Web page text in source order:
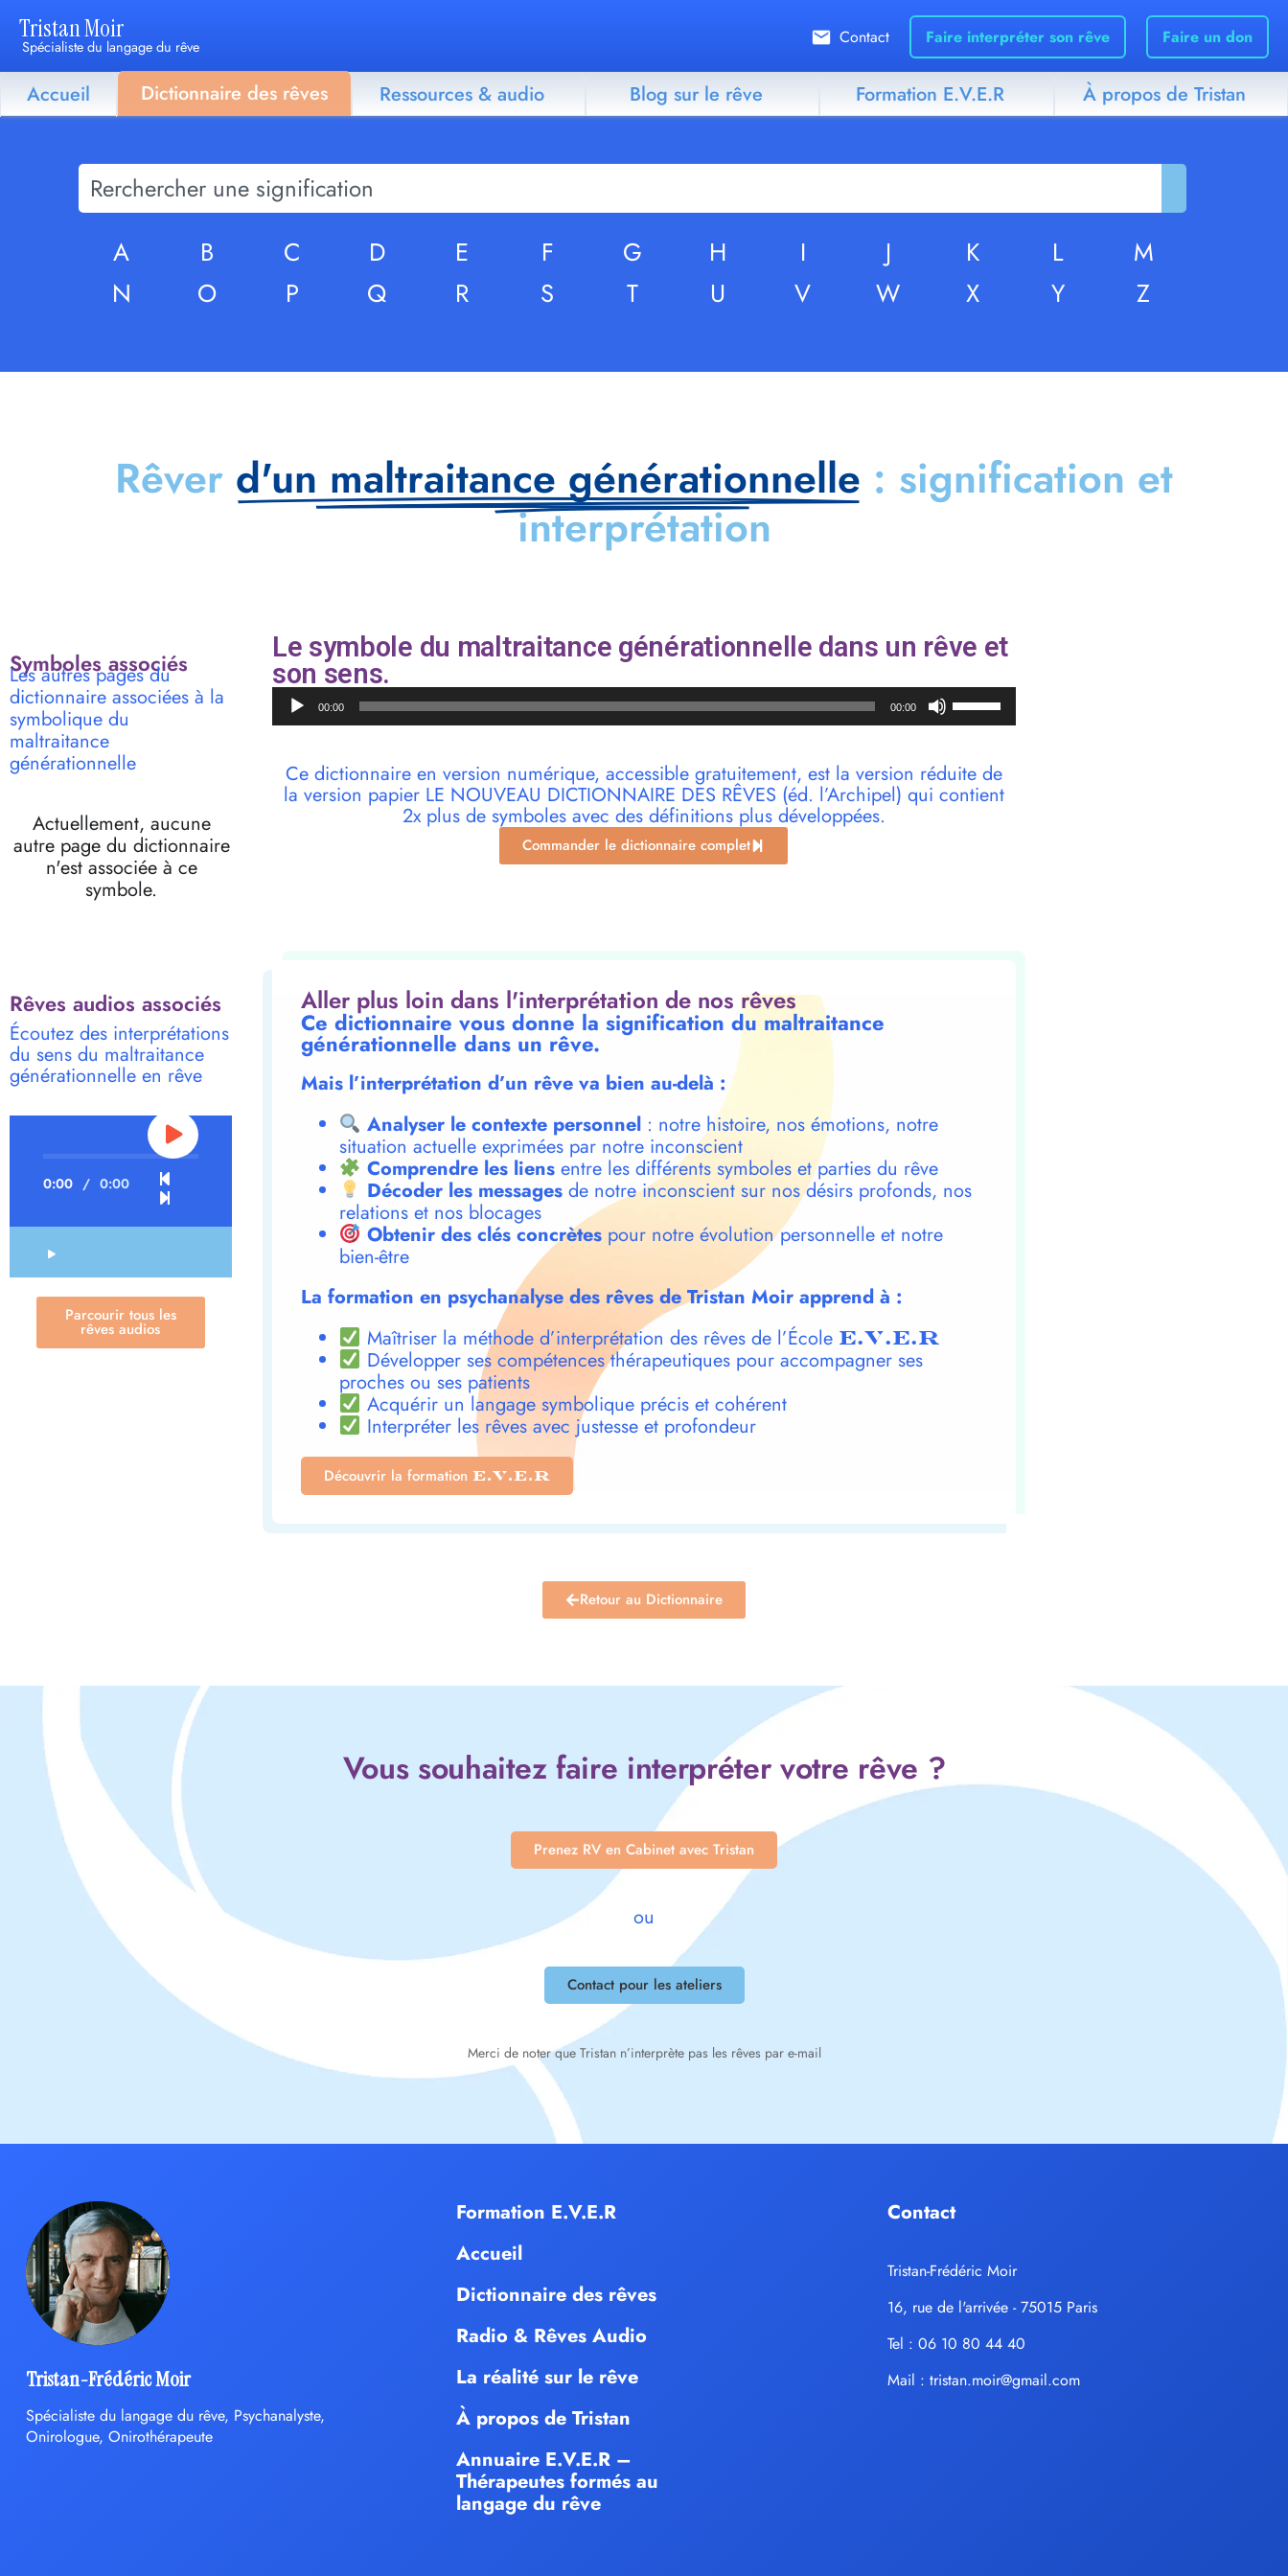
Tristan Moir
Spécialiste du langage du rêve Contact Faire interpréter son rêve Faire un don
Accueil Dictionnaire des rêves Ressources & audio Blog sur le rêve Formation E.V.E.R À propos de Tristan
A B C D E F G H I J K L
M
N
O P Q R S T U V W X Y Z
Rêver d'un maltraitance générationnelle : signification et
interprétation
Symboles associés
Les autres pages du
dictionnaire associées à la
symbolique du
maltraitance
générationnelle
Actuellement, aucune
autre page du dictionnaire
n'est associée à ce
symbole.
Rêves audios associés
Écoutez des interprétations
du sens du maltraitance
générationnelle en rêve
0:00 / 0:00
Parcourir tous les
rêves audios
Le symbole du maltraitance générationnelle dans un rêve et
son sens.
Lecteur
audio00:00 00:00
haut/bas
pour
augmenter
Ce dictionnaire en version numérique, accessible gratuitement, est la version réduite de
la version papier LE NOUVEAU DICTIONNAIRE DES RÊVES (éd. l’Archipel) qui contient
2x plus de symboles avec des définitions plus développées.
Commander le dictionnaire complet
Aller plus loin dans l'interprétation de nos rêves
Ce dictionnaire vous donne la signification du maltraitance
générationnelle dans un rêve.
Mais l’interprétation d’un rêve va bien au-delà :
Analyser le contexte personnel: notre histoire, nos émotions, notre
situation actuelle exprimées par notre inconscient
Comprendre les liensentre les différents symboles et parties du rêve
Décoder les messagesde notre inconscient sur nos désirs profonds, nos
relations et nos blocages
Obtenir des clés concrètespour notre évolution personnelle et notre
bien-être
La formation en psychanalyse des rêves de Tristan Moir apprend à :
Maîtriser la méthode d’interprétation des rêves de l’École E.V.E.R
Développer ses compétences thérapeutiques pour accompagner ses
proches ou ses patients
Acquérir un langage symbolique précis et cohérent
Interpréter les rêves avec justesse et profondeur
Découvrir la formation E.V.E.R
Retour au Dictionnaire
Vous souhaitez faire interpréter votre rêve ?
Prenez RV en Cabinet avec Tristan
ou
Contact pour les ateliers
Merci de noter que Tristan n’interprète pas les rêves par e-mail
Tristan-Frédéric Moir
Spécialiste du langage du rêve, Psychanalyste,
Onirologue, Onirothérapeute
Formation E.V.E.R
Accueil
Dictionnaire des rêves
Radio & Rêves Audio
La réalité sur le rêve
À propos de Tristan
Annuaire E.V.E.R –
Thérapeutes formés au
langage du rêve
Contact
Tristan-Frédéric Moir
16, rue de l'arrivée - 75015 Paris
Tel : 06 10 80 44 40
Mail :tristan.moir@gmail.com